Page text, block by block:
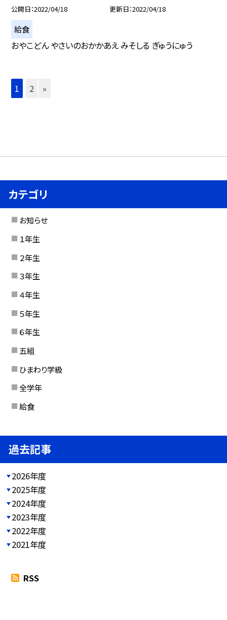
公開日 2022/04/18 更新日 2022/04/18
給食
おやこどん やさいのおかかあえ みそしる ぎゅうにゅう
1 2 »
カテゴリ
お知らせ
１年生
２年生
３年生
４年生
５年生
６年生
五組
ひまわり学級
全学年
給食
過去記事
2026年度
2025年度
2024年度
2023年度
2022年度
2021年度
RSS